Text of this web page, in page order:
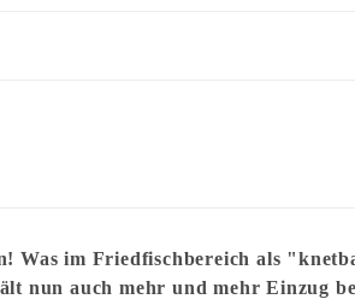
Was im Friedfischbereich als
nun auch mehr und mehr Einzug